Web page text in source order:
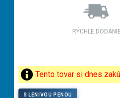
RÝCHLE
Tento tovar si dnes
S LENIVOU PENOU